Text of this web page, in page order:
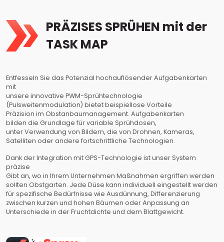
PRÄZISES SPRÜHEN mit der
TASK MAP
Entfesseln Sie das Potenzial hochauflösender Aufgabenkarten
mit
unsere innovative PWM-Sprühtechnologie
(Pulsweitenmodulation) bietet beispiellose Vorteile
Präzision im Obstanbaumanagement. Aufgabenkarten
bilden die Grundlage für variable Sprühdosen,
unter Verwendung von Bildern, die von Drohnen, Kameras,
Satelliten oder andere fortschrittliche Technologien.
Dank der Integration mit GPS-Technologie ist unser System
präzise
Gibt an, wo in Ihrem Unternehmen Maßnahmen ergriffen werden
sollten Obstgarten. Jede Düse kann individuell eingestellt werden
für spezifische Bedürfnisse wie Ausdünnung, Differenzierung
zwischen kurzen und hohen Bäumen oder Anpassung an
Unterschiede in der Fruchtdichte und dem Blattgewicht.